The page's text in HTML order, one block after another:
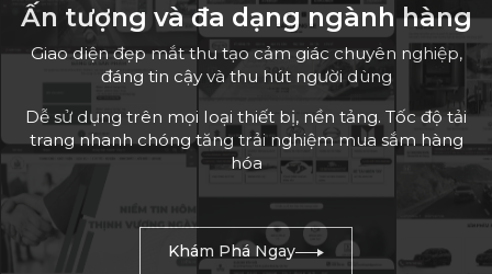
Ấn tượng và đa dạng ngành hàng
Giao diện đẹp mắt thu tạo cảm giác chuyên nghiệp,
đáng tin cậy và thu hút người dùng
Dễ sử dụng trên mọi loại thiết bị, nền tảng. Tốc độ tải
trang nhanh chóng tăng trải nghiệm mua sắm hàng
hóa
Khám Phá Ngay